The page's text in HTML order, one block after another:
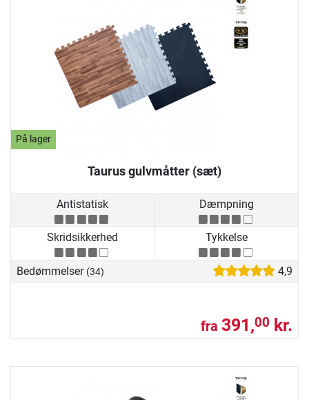
På lager
Taurus gulvmåtter (sæt)
Antistatisk Dæmpning
Skridsikkerhed Tykkelse
Bedømmelser (34) 4,9
fra 391,00 kr.